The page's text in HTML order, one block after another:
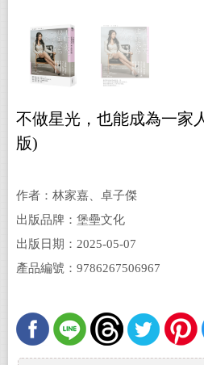
不做星光，也能成為一家
版)
作者：林家嘉、卓子傑
出版品牌：堡壘文化
出版日期：2025-05-07
產品編號：9786267506967